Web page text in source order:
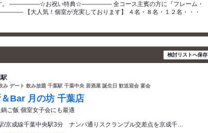
す。 ―――――☆お祝い特典☆――――― 全コース主賓の方に『フレーム・
大人気！個室が充実しております】 ４名・８名・１２名・・・
検討リストへ保存
駅
み デート 飲み放題 千葉駅 千葉中央 居酒屋 誕生日 歓送迎会 宴会
Bar 月の坊 千葉店
ご飯 個室女子会にも最適
/京成線千葉中央駅3分 ナンパ通りスクランブル交差点を京成千…